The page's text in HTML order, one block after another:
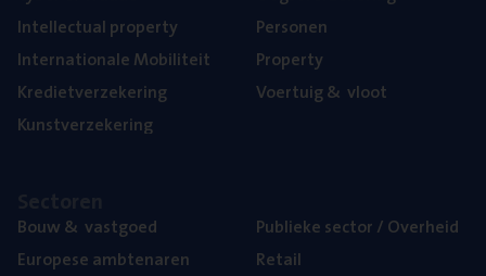
Intel­lec­tu­al property
Inter­na­ti­o­na­le Mobiliteit
Kre­diet­ver­ze­ke­ring
Kunst­ver­ze­ke­ring
Per­so­nen
Pro­per­ty
Voer­tuig& vloot
Bouw& vastgoed
Euro­pe­se ambtenaren
Publie­ke sec­tor / Overheid
Retail